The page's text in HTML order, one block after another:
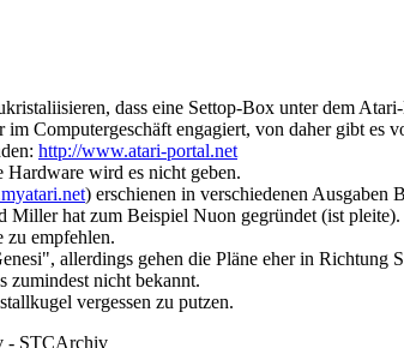
dass eine Settop-Box unter dem
Computergeschäft engagiert, von daher gibt es
http://www.atari-portal.net
Hardware wird es nicht geben.
) erschienen in verschiedenen Ausgaben
Miller hat zum Beispiel Nuon gegründet (ist
zu empfehlen.
allerdings gehen die Pläne eher in Richtung
zumindest nicht bekannt.
vergessen zu putzen.
- STCArchiv